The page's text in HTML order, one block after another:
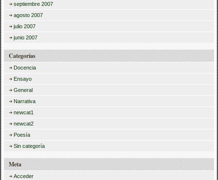
septiembre 2007
agosto 2007
julio 2007
junio 2007
Categorías
Docencia
Ensayo
General
Narrativa
newcat1
newcat2
Poesía
Sin categoría
Meta
Acceder